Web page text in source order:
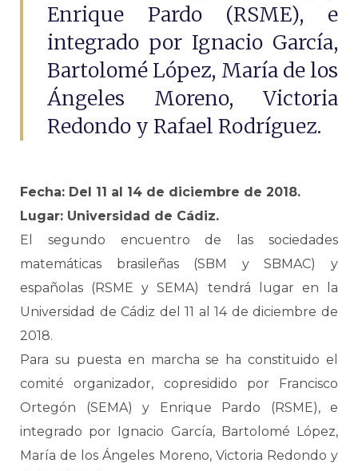
Enrique Pardo (RSME), e
integrado por Ignacio García,
Bartolomé López, María de los
Ángeles Moreno, Victoria
Redondo y Rafael Rodríguez.
Fecha: Del 11 al 14 de diciembre de 2018.
Lugar: Universidad de Cádiz.
El segundo encuentro de las sociedades
matemáticas brasileñas (SBM y SBMAC) y
españolas (RSME y SEMA) tendrá lugar en la
Universidad de Cádiz del 11 al 14 de diciembre de
2018.
Para su puesta en marcha se ha constituido el
comité organizador, copresidido por Francisco
Ortegón (SEMA) y Enrique Pardo (RSME), e
integrado por Ignacio García, Bartolomé López,
María de los Ángeles Moreno, Victoria Redondo y